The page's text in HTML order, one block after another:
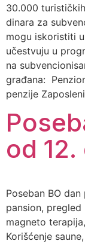
30.000
dinara za
mogu iskoristiti
učestvuju u
na
građana:
penzije
od
Poseban BO
pansion,
magneto
Korišćenje